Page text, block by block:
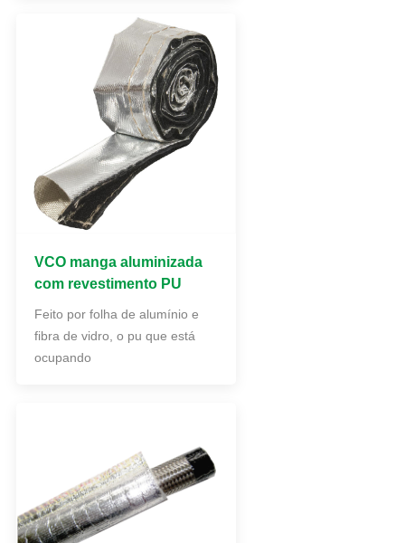
VCO manga aluminizada
com revestimento PU
Feito por folha de alumínio e
fibra de vidro, o pu que está
ocupando